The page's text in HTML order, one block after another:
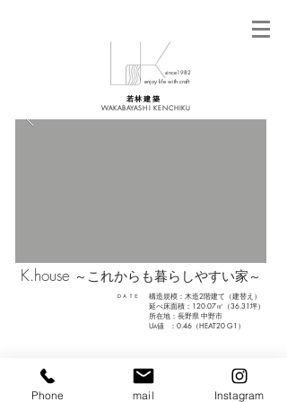
since1982
enjoy life with craft
若 林 建 築
WAKABAYASHI KENCHIKU
K.house ～ これからも暮らしやすい家 ～
ＤＡＴＥ 構造規模：木造2階建て（​建替え ）
延べ床面積：120.07㎡（36.31坪）
所在地：長野県 中野市
UA値 ：0.46 （HEAT20 G1 ）
若林建築 WKABAYASHI KENCHIKU
CONTACT
Phone mail Instagram